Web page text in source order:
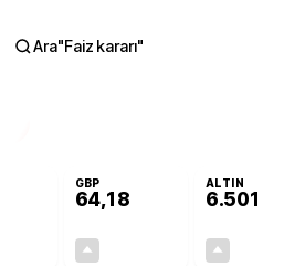
Ara"Faiz kararı"
GBP
64,18
ALTIN
6.501